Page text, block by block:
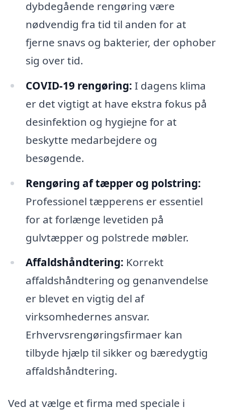
dybdegående rengøring være
nødvendig fra tid til anden for at
fjerne snavs og bakterier, der ophober
sig over tid.
COVID-19 rengøring: I dagens klima
er det vigtigt at have ekstra fokus på
desinfektion og hygiejne for at
beskytte medarbejdere og
besøgende.
Rengøring af tæpper og polstring:
Professionel tæpperens er essentiel
for at forlænge levetiden på
gulvtæpper og polstrede møbler.
Affaldshåndtering: Korrekt
affaldshåndtering og genanvendelse
er blevet en vigtig del af
virksomhedernes ansvar.
Erhvervsrengøringsfirmaer kan
tilbyde hjælp til sikker og bæredygtig
affaldshåndtering.
Ved at vælge et firma med speciale i